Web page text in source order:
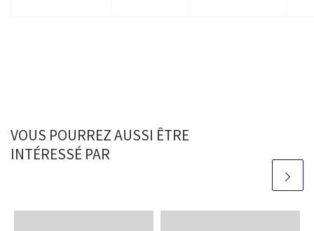
VOUS POURREZ AUSSI ÊTRE
INTÉRESSÉ PAR